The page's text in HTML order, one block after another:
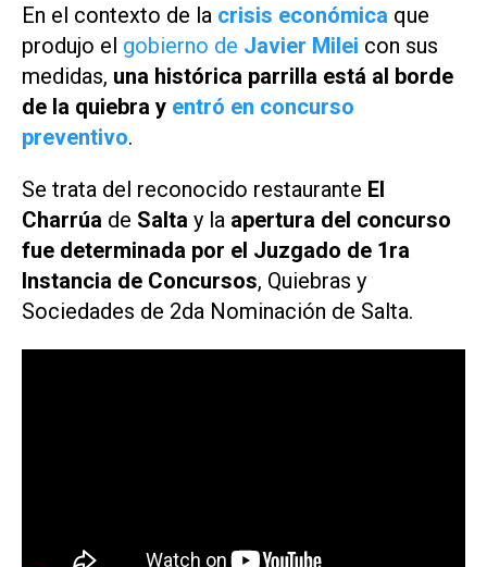
En el contexto de la crisis económica que
produjo el gobierno de Javier Milei con sus
medidas, una histórica parrilla está al borde
de la quiebra y entró en concurso
preventivo.
Se trata del reconocido restaurante El
Charrúa de Salta y la apertura del concurso
fue determinada por el Juzgado de 1ra
Instancia de Concursos, Quiebras y
Sociedades de 2da Nominación de Salta.